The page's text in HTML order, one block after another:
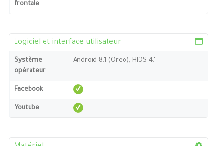
frontale
Logiciel et interface utilisateur
Système
opérateur
Android 8.1 (Oreo), HIOS 4.1
Facebook
Youtube